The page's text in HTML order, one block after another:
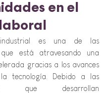
en el
es una de las
que está atravesando una
gracias a los avances
tecnología. Debido a las
que desarrollan